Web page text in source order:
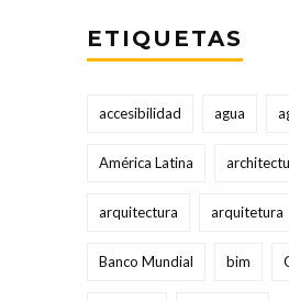
ETIQUETAS
accesibilidad agua
América Latina
arquitectura arquitetura
Banco Mundial bim